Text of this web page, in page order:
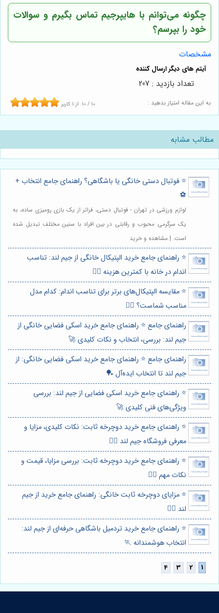
چگونه می‌توانم با هایپرجیم تماس بگیرم و سوالات
خود را بپرسم؟
مشخصات
به این مقاله امتیاز بدهید : 10 / 10 از 1 کاربر
تعداد بازدید : 207
مطالب مشابه
⭐️ فوتبال دستی خانگی یا باشگاهی؟ راهنمای جامع انتخاب +
⚽️
لوازم ورزشی در تهران - فوتبال دستی، فراتر از یک بازی رومیزی ساده، به
یک سرگرمی محبوب و رقابتی در بین افراد با سنین مختلف تبدیل شده
است. | مشاهده و خرید
⭐️ راهنمای جامع خرید الپتیکال خانگی از جیم لند: تناسب
اندام در خانه با کمترین هزینه 🏃‍♀️
⭐️ مقایسه الپتیکال‌های برتر برای تناسب اندام: کدام مدل
مناسب شماست؟ 🏃‍♀️
راهنمای جامع ⭐️ راهنمای جامع خرید اسکی فضایی خانگی از
جیم لند: بررسی، انتخاب و نکات کلیدی 🚀
راهنمای جامع ⭐️ راهنمای جامع خرید اسکی فضایی خانگی: از
جیم لند تا انتخاب ایده‌آل 🏓
⭐️ راهنمای جامع خرید اسکی فضایی از جیم لند: بررسی
ویژگی‌های فنی کلیدی 🚀
⭐️ راهنمای جامع خرید دوچرخه ثابت: نکات کلیدی، مزایا و
معرفی فروشگاه جیم لند 🚴‍♀️
⭐️ راهنمای جامع خرید دوچرخه ثابت: بررسی مزایا، قیمت و
نکات مهم 🚴‍♀️
⭐️ مزایای دوچرخه ثابت خانگی: راهنمای جامع خرید از جیم
لند 🚴‍♀️
⭐️ راهنمای جامع خرید تردمیل باشگاهی حرفه‌ای از جیم لند:
انتخاب هوشمندانه 🏃